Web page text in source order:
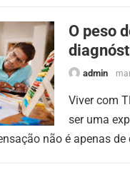
O peso
admin
Viver com
ser uma
não é apenas